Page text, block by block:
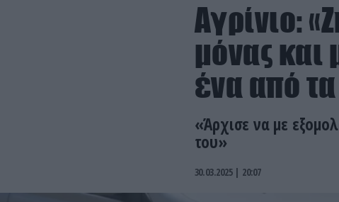
Αγρίνιο:
μόνας
ένα από
«Άρχισε να με
του»
30.03.2025 | 20:07